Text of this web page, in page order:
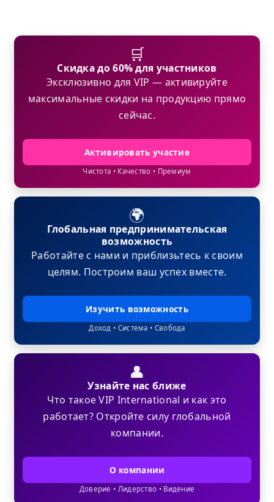
🛒
Скидка до 60% для участников
Эксклюзивно для VIP — активируйте
максимальные скидки на продукцию прямо
сейчас.
Активировать участие
Чистота • Качество • Премиум
🌍
Глобальная предпринимательская
возможность
Работайте с нами и приблизьтесь к своим
целям. Построим ваш успех вместе.
Изучить возможность
Доход • Система • Свобода
👤
Узнайте нас ближе
Что такое VIP International и как это
работает? Откройте силу глобальной
компании.
О компании
Доверие • Лидерство • Видение